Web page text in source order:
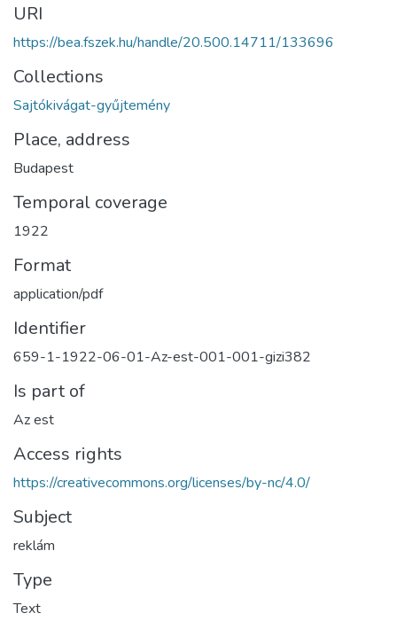
URI
https://bea.fszek.hu/handle/20.500.14711/133696
Collections
Sajtókivágat-gyűjtemény
Place, address
Budapest
Temporal coverage
1922
Format
application/pdf
Identifier
659-1-1922-06-01-Az-est-001-001-gizi382
Is part of
Az est
Access rights
https://creativecommons.org/licenses/by-nc/4.0/
Subject
reklám
Type
Text